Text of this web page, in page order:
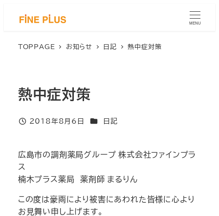
MENU
TOPPAGE お知らせ 日記 熱中症対策
熱中症対策
投稿日
2018年8月6日 カテゴリー
日記
広島市の調剤薬局グループ 株式会社ファインプラ
ス
楠木プラス薬局 薬剤師 まるりん
この度は豪雨により被害にあわれた皆様に心より
お見舞い申し上げます。